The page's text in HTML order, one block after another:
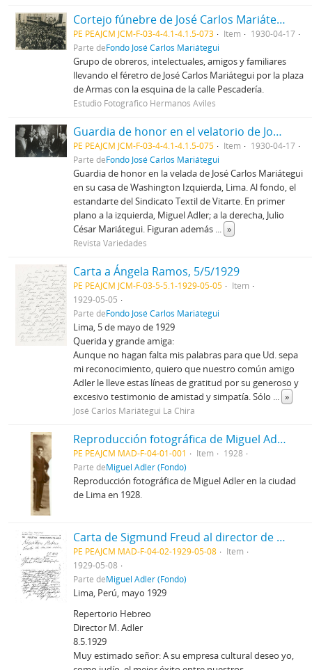
Cortejo fúnebre de José Carlos Mariátegui por la Plaza de Armas
PE PEAJCM JCM-F-03-4-4.1-4.1.5-073 Item
1930-04-17
Parte deFondo José Carlos Mariátegui
Grupo de obreros, intelectuales, amigos y familiares
llevando el féretro de José Carlos Mariátegui por la plaza
de Armas con la esquina de la calle Pescadería.
Estudio Fotográfico Hermanos Aviles
Guardia de honor en el velatorio de José Carlos Mariátegui
PE PEAJCM JCM-F-03-4-4.1-4.1.5-075 Item
1930-04-17
Parte deFondo José Carlos Mariátegui
Guardia de honor en la velada de José Carlos Mariátegui
en su casa de Washington Izquierda, Lima. Al fondo, el
estandarte del Sindicato Textil de Vitarte. En primer
plano a la izquierda, Miguel Adler; a la derecha, Julio
César Mariátegui. Figuran además ... »
Revista Variedades
Carta a Ángela Ramos, 5/5/1929
PE PEAJCM JCM-F-03-5-5.1-1929-05-05
Item
1929-05-05
Parte deFondo José Carlos Mariátegui
Lima, 5 de mayo de 1929
Querida y grande amiga:
Aunque no hagan falta mis palabras para que Ud. sepa
mi reconocimiento, quiero que nuestro común amigo
Adler le lleve estas líneas de gratitud por su generoso y
excesivo testimonio de amistad y simpatía. Sólo ... »
José Carlos Mariátegui La Chira
Reproducción fotográfica de Miguel Adler
PE PEAJCM MAD-F-04-01-001 Item
1928
Parte deMiguel Adler (Fondo)
Reproducción fotográfica de Miguel Adler en la ciudad
de Lima en 1928.
Carta de Sigmund Freud al director de Repertorio Hebreo (Miguel Adler)
PE PEAJCM MAD-F-04-02-1929-05-08
Item
1929-05-08
Parte deMiguel Adler (Fondo)
Lima, Perú, mayo 1929
Repertorio Hebreo
Director M. Adler
8.5.1929
Muy estimado señor: A su empresa cultural deseo yo,